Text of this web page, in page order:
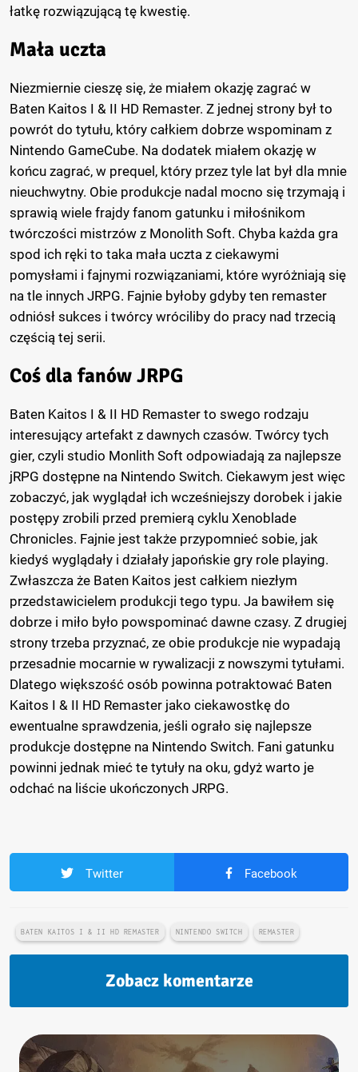
łatkę rozwiązującą tę kwestię.
Mała uczta
Niezmiernie cieszę się, że miałem okazję zagrać w
Baten Kaitos I & II HD Remaster. Z jednej strony był to
powrót do tytułu, który całkiem dobrze wspominam z
Nintendo GameCube. Na dodatek miałem okazję w
końcu zagrać, w prequel, który przez tyle lat był dla mnie
nieuchwytny. Obie produkcje nadal mocno się trzymają i
sprawią wiele frajdy fanom gatunku i miłośnikom
twórczości mistrzów z Monolith Soft. Chyba każda gra
spod ich ręki to taka mała uczta z ciekawymi
pomysłami i fajnymi rozwiązaniami, które wyróżniają się
na tle innych JRPG. Fajnie byłoby gdyby ten remaster
odniósł sukces i twórcy wróciliby do pracy nad trzecią
częścią tej serii.
Coś dla fanów JRPG
Baten Kaitos I & II HD Remaster to swego rodzaju
interesujący artefakt z dawnych czasów. Twórcy tych
gier, czyli studio Monlith Soft odpowiadają za najlepsze
jRPG dostępne na Nintendo Switch. Ciekawym jest więc
zobaczyć, jak wyglądał ich wcześniejszy dorobek i jakie
postępy zrobili przed premierą cyklu Xenoblade
Chronicles. Fajnie jest także przypomnieć sobie, jak
kiedyś wyglądały i działały japońskie gry role playing.
Zwłaszcza że Baten Kaitos jest całkiem niezłym
przedstawicielem produkcji tego typu. Ja bawiłem się
dobrze i miło było powspominać dawne czasy. Z drugiej
strony trzeba przyznać, ze obie produkcje nie wypadają
przesadnie mocarnie w rywalizacji z nowszymi tytułami.
Dlatego większość osób powinna potraktować Baten
Kaitos I & II HD Remaster jako ciekawostkę do
ewentualne sprawdzenia, jeśli ograło się najlepsze
produkcje dostępne na Nintendo Switch. Fani gatunku
powinni jednak mieć te tytuły na oku, gdyż warto je
odchać na liście ukończonych JRPG.
Twitter Facebook
BATEN KAITOS I & II HD REMASTER NINTENDO SWITCH REMASTER
Zobacz komentarze